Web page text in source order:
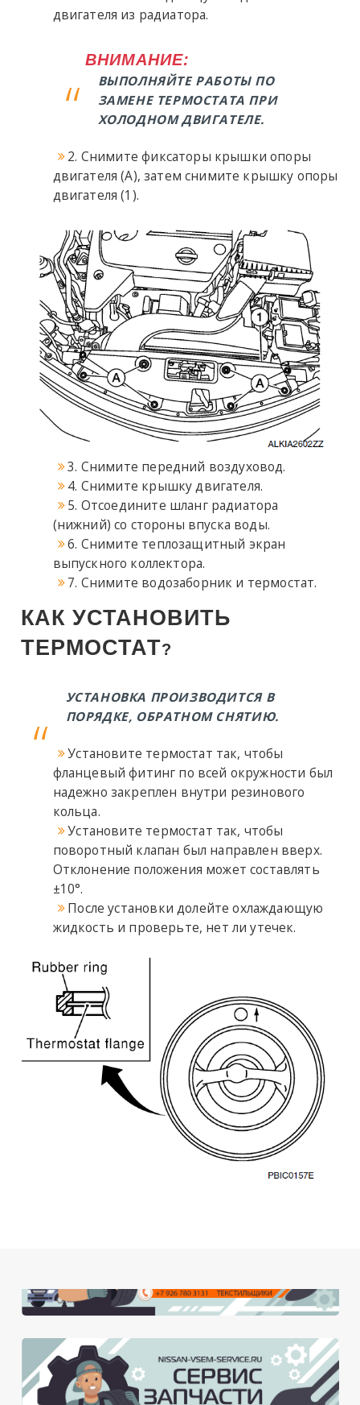
двигателя из радиатора.
ВНИМАНИЕ:
ВЫПОЛНЯЙТЕ РАБОТЫ ПО
ЗАМЕНЕ ТЕРМОСТАТА ПРИ
ХОЛОДНОМ ДВИГАТЕЛЕ.
2. Снимите фиксаторы крышки опоры
двигателя (A), затем снимите крышку опоры
двигателя (1).
3. Снимите передний воздуховод.
4. Снимите крышку двигателя.
5. Отсоедините шланг радиатора
(нижний) со стороны впуска воды.
6. Снимите теплозащитный экран
выпускного коллектора.
7. Снимите водозаборник и термостат.
КАК УСТАНОВИТЬ
ТЕРМОСТАТ?
УСТАНОВКА ПРОИЗВОДИТСЯ В
ПОРЯДКЕ, ОБРАТНОМ СНЯТИЮ.
Установите термостат так, чтобы
фланцевый фитинг по всей окружности был
надежно закреплен внутри резинового
кольца.
Установите термостат так, чтобы
поворотный клапан был направлен вверх.
Отклонение положения может составлять
±10°.
После установки долейте охлаждающую
жидкость и проверьте, нет ли утечек.